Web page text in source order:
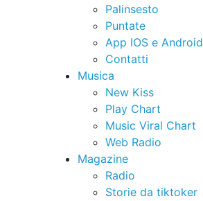
Palinsesto
Puntate
App IOS e Android
Contatti
Musica
New Kiss
Play Chart
Music Viral Chart
Web Radio
Magazine
Radio
Storie da tiktoker